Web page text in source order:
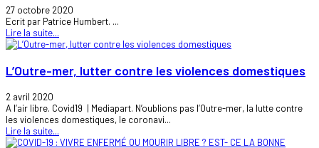
27 octobre 2020
Ecrit par Patrice Humbert. ...
Lire la suite...
L’Outre-mer, lutter contre les violences domestiques
2 avril 2020
A l’air libre. Covid19 | Mediapart. N’oublions pas l’Outre-mer, la lutte contre
les violences domestiques, le coronavi...
Lire la suite...